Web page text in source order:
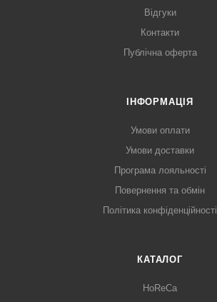
Відгуки
Контакти
Публічна оферта
ІНФОРМАЦІЯ
Умови оплати
Умови доставки
Програма лояльності
Повернення та обмін
Політика конфіденційності
КАТАЛОГ
HoReCa